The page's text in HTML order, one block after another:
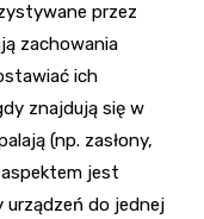
przez
zachowania
ich
znajdują się w
(np. zasłony,
jest
urządzeń do jednej